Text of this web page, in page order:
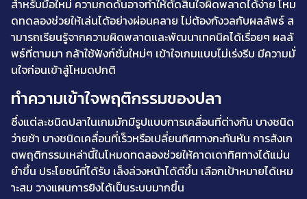
สำหรับมือใหม่ ความกดดันอาจทำให้ตัดสินใจผิดพลาดได้ง่าย โหม
ดทดลองช่วยให้เล่นได้อย่างผ่อนคลาย ไม่ต้องกังวลกับผลลัพธ์ ส
ามารถเรียนรู้จากความผิดพลาดและพัฒนาเทคนิคได้เรื่อยๆ ผลลั
พธ์ที่ตามมา กล้าใช้ฟังก์ชั่นใหม่ๆ เข้าใจเกมแบบไม่เร่งรีบ มีความมั่
นใจก่อนเข้าสู่โหมดปกติ
ทำความเข้าใจพฤติกรรมของปลา
ซึ่งแต่ละชนิดปลาในเกมมักมีรูปแบบการเคลื่อนที่ต่างกัน บางชนิด
ว่ายช้า บางชนิดเคลื่อนที่เร็วหรือเปลี่ยนทิศทางกะทันหัน การสังเก
ตพฤติกรรมเหล่านี้ในโหมดทดลองช่วยให้คาดเดาทิศทางได้แม่น
ยำขึ้น ประโยชน์ที่ได้รับ เล็งล่วงหน้าได้ดีขึ้น เลือกเป้าหมายได้เหม
าะสม วางแผนการยิงได้เป็นระบบมากขึ้น